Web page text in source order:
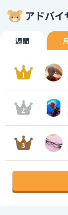
アドバ
週間